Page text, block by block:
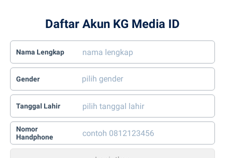
Daftar Akun KG Media ID
Nama Lengkap
Gender
Tanggal Lahir
Nomor
Handphone